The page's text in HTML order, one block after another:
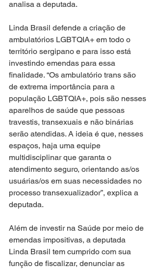
analisa a deputada.
Linda Brasil defende a criação de
ambulatórios LGBTQIA+ em todo o
território sergipano e para isso está
investindo emendas para essa
finalidade. “Os ambulatório trans são
de extrema importância para a
população LGBTQIA+, pois são nesses
aparelhos de saúde que pessoas
travestis, transexuais e não binárias
serão atendidas. A ideia é que, nesses
espaços, haja uma equipe
multidisciplinar que garanta o
atendimento seguro, orientando as/os
usuárias/os em suas necessidades no
processo transexualizador”, explica a
deputada.
Além de investir na Saúde por meio de
emendas impositivas, a deputada
Linda Brasil tem cumprido com sua
função de fiscalizar, denunciar as